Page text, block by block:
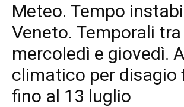
Meteo. Tempo
Veneto. Temporali tra
mercoledì e giovedì.
climatico per disagio
fino al 13 luglio